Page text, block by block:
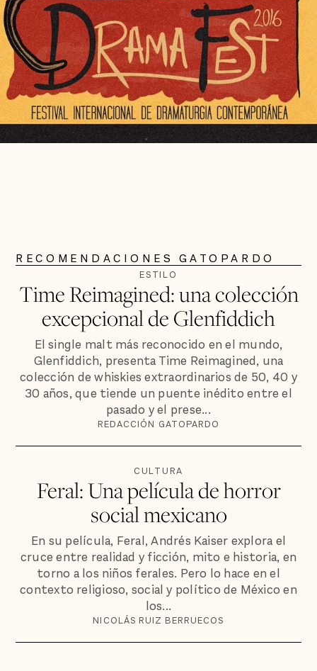
RECOMENDACIONES GATOPARDO
ESTILO
Time Reimagined: una colección
excepcional de Glenfiddich
El single malt más reconocido en el mundo,
Glenfiddich, presenta Time Reimagined, una
colección de whiskies extraordinarios de 50, 40 y
30 años, que tiende un puente inédito entre el
pasado y el prese...
REDACCIÓN GATOPARDO
CULTURA
Feral: Una película de horror
social mexicano
En su película, Feral, Andrés Kaiser explora el
cruce entre realidad y ficción, mito e historia, en
torno a los niños ferales. Pero lo hace en el
contexto religioso, social y político de México en
los...
NICOLÁS RUIZ BERRUECOS